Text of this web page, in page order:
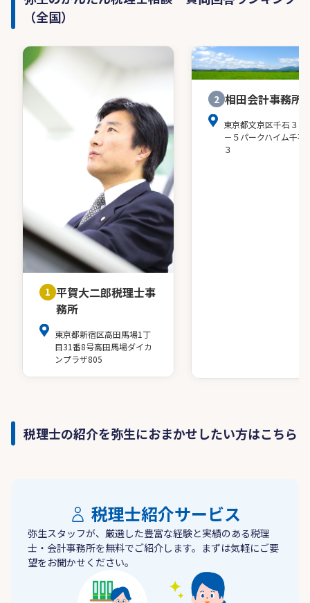
（全国）
1 平賀大二郎税理士事
務所
東京都新宿区高田馬場1丁
目31番8号高田馬場ダイカ
ンプラザ805
2 相田会計事務所
東京都文京区千石３－
－５パークハイム千石
３
税理士の紹介を弥生におまかせしたい方はこちら
税理士紹介サービス
弥生スタッフが、厳選した豊富な経験と実績のある税理
士・会計事務所を無料でご紹介します。まずは気軽にご要
望をお聞かせください。